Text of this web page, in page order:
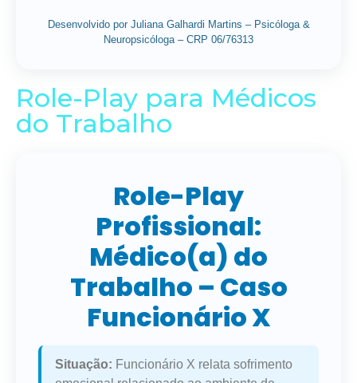
Desenvolvido por Juliana Galhardi Martins – Psicóloga &
Neuropsicóloga – CRP 06/76313
Role-Play para Médicos
do Trabalho
Role-Play
Profissional:
Médico(a) do
Trabalho – Caso
Funcionário X
Situação: Funcionário X relata sofrimento